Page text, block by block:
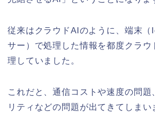
従来はクラウドAIのように、端末（
サー）で処理した情報を都度クラウ
理していました。
これだと、通信コストや速度の問題
リティなどの問題が出てきてしまい